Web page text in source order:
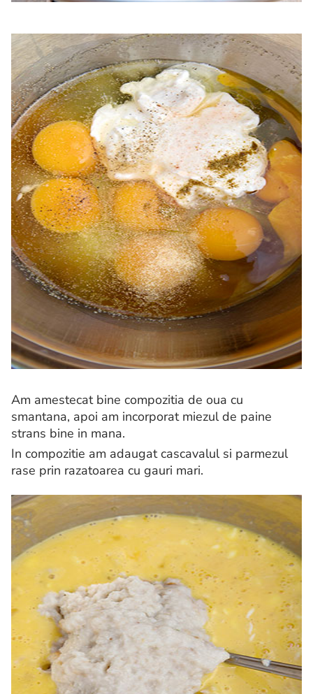
Am amestecat bine compozitia de oua cu
smantana, apoi am incorporat miezul de paine
strans bine in mana.
In compozitie am adaugat cascavalul si parmezul
rase prin razatoarea cu gauri mari.